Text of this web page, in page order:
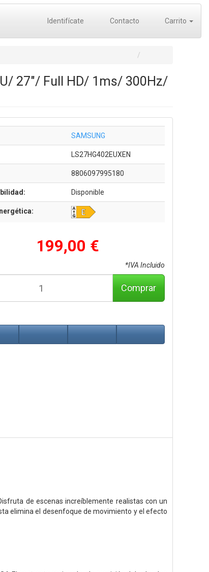
Identifícate Contacto Carrito
27"/ Full HD/ 1ms/ 300Hz/
SAMSUNG
LS27HG402EUXEN
8806097995180
Disponible
199,00 €
*IVA Incluido
Comprar
de escenas increíblemente realistas con un
elimina el desenfoque de movimiento y el efecto